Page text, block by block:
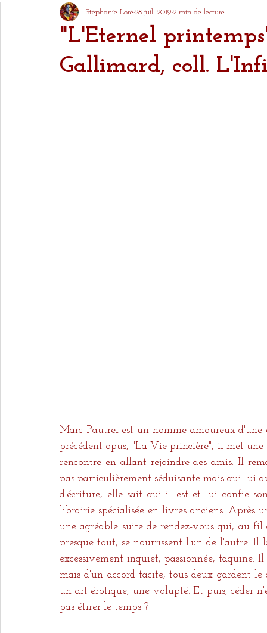
"L'Eternel
Gallimard, coll.
Stéphanie Loré 28 juil. 2019 2 min de lecture
Marc Pautrel est un homme amoureux d'une
précédent opus, "La Vie princière", il met
rencontre en allant rejoindre des amis. Il
pas particulièrement séduisante mais qui lui
d'écriture, elle sait qui il est et lui confie
librairie spécialisée en livres anciens. Après
une agréable suite de rendez-vous qui, au
presque tout, se nourrissent l'un de l'autre.
excessivement inquiet, passionnée,
mais d'un accord tacite, tous deux gardent
un art érotique, une volupté. Et puis, céder
pas étirer le temps ?